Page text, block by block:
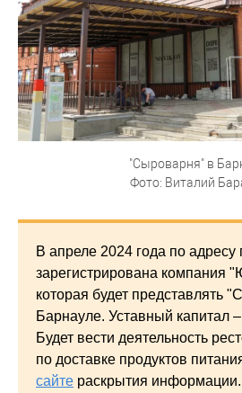
"Сыроварня" в
Фото: Виталий
В апреле 2024 года по адресу
зарегистрирована компания
которая будет представлять
Барнауле. Уставный капитал
Будет вести деятельность
по доставке продуктов
сайте раскрытия